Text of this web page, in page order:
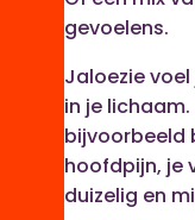
gevoelens.
Jaloezie
in je
bijvoorbeeld
hoofdpijn, je
duizelig en